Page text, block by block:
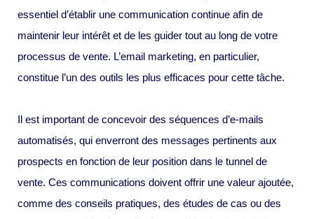
essentiel d’établir une communication continue afin de
maintenir leur intérêt et de les guider tout au long de votre
processus de vente. L’email marketing, en particulier,
constitue l’un des outils les plus efficaces pour cette tâche.
Il est important de concevoir des séquences d’e-mails
automatisés, qui enverront des messages pertinents aux
prospects en fonction de leur position dans le tunnel de
vente. Ces communications doivent offrir une valeur ajoutée,
comme des conseils pratiques, des études de cas ou des